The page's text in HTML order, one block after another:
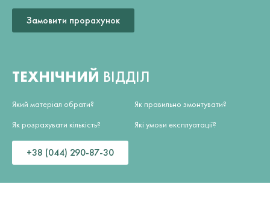
Замовити прорахунок
ТЕХНІЧНИЙ ВІДДІЛ
Який матеріал обрати?
Як розрахувати кількість?
Як правильно змонтувати?
Які умови експлуатації?
+38 (044) 290-87-30